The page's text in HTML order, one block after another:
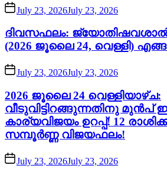
July 23, 2026July 23, 2026
ദിവസഫലം: ജ്യോതിഷവശാൽ
(2026 ജൂലൈ 24, വെള്ളി)
July 23, 2026July 23, 2026
2026 ജൂലൈ 24 വെള്ളിയാഴ്ച:
വീടുവിട്ടിറങ്ങുന്നതിനു
കാര്യവിജയം ഉറപ്പ്! 12
സമ്പൂർണ്ണ വിജയഫലം!
July 23, 2026July 23, 2026